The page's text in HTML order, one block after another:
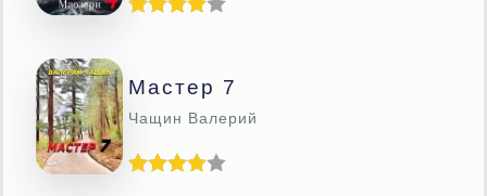
Мастер 7
Чащин Валерий